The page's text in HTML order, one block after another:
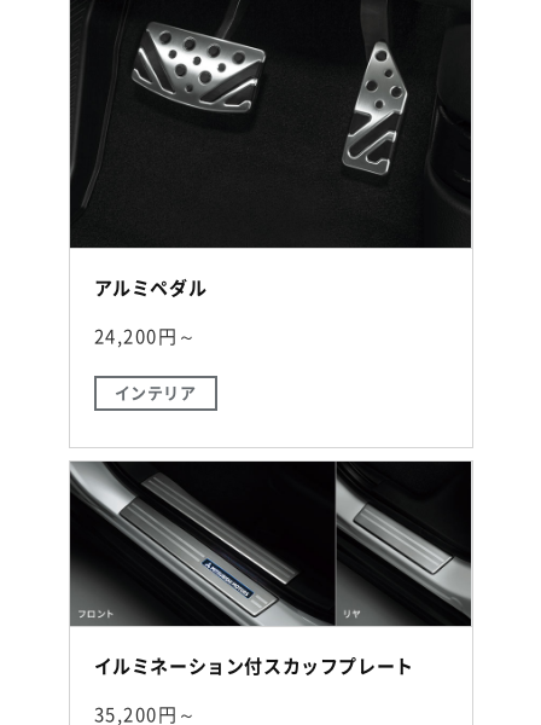
アルミペダル
24,200円～
インテリア
イルミネーション付スカッフプレート
35,200円～